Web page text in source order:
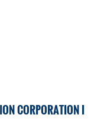
CORPORATION I